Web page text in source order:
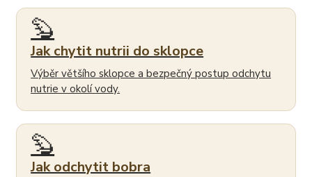
🦫
Jak chytit nutrii do sklopce
Výběr většího sklopce a bezpečný postup odchytu
nutrie v okolí vody.
🦫
Jak odchytit bobra